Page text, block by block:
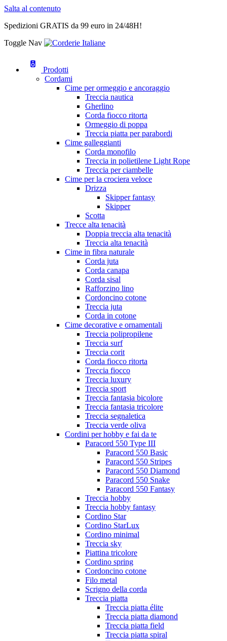
Salta al contenuto
Spedizioni GRATIS da 99 euro in 24/48H!
Toggle Nav
Prodotti
Cordami
Cime per ormeggio e ancoraggio
Treccia nautica
Gherlino
Corda fiocco ritorta
Ormeggio di poppa
Treccia piatta per parabordi
Cime galleggianti
Corda monofilo
Treccia in polietilene Light Rope
Treccia per ciambelle
Cime per la crociera veloce
Drizza
Skipper fantasy
Skipper
Scotta
Trecce alta tenacità
Doppia treccia alta tenacità
Treccia alta tenacità
Cime in fibra naturale
Corda juta
Corda canapa
Corda sisal
Rafforzino lino
Cordoncino cotone
Treccia juta
Corda in cotone
Cime decorative e ornamentali
Treccia polipropilene
Treccia surf
Treccia corit
Corda fiocco ritorta
Treccia fiocco
Treccia luxury
Treccia sport
Treccia fantasia bicolore
Treccia fantasia tricolore
Treccia segnaletica
Treccia verde oliva
Cordini per hobby e fai da te
Paracord 550 Type III
Paracord 550 Basic
Paracord 550 Stripes
Paracord 550 Diamond
Paracord 550 Snake
Paracord 550 Fantasy
Treccia hobby
Treccia hobby fantasy
Cordino Star
Cordino StarLux
Cordino minimal
Treccia sky
Piattina tricolore
Cordino spring
Cordoncino cotone
Filo metal
Scrigno della corda
Treccia piatta
Treccia piatta élite
Treccia piatta diamond
Treccia piatta field
Treccia piatta spiral